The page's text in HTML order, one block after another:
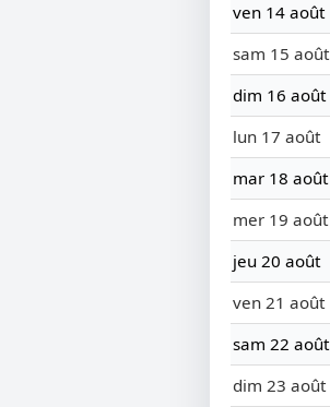
ven 14 août
sam 15 août
dim 16 août
lun 17 août
mar 18 août
mer 19 août
jeu 20 août
ven 21 août
sam 22 août
dim 23 août